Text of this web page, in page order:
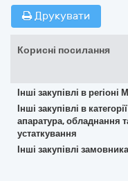
Друкувати
Корисні посилання
Інші закупівлі в
Інші закупівлі в
апаратура, обладнання
устаткування
Інші закупівлі